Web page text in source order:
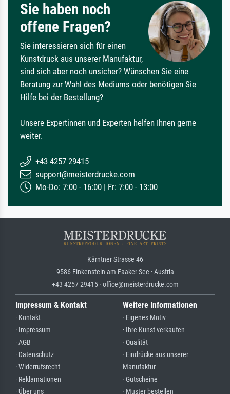
Sie haben noch
offene Fragen?
Sie interessieren sich für einen
Kunstdruck aus unserer Manufaktur,
sind sich aber noch unsicher? Wünschen Sie eine
Beratung zur Wahl des Mediums oder benötigen Sie
Hilfe bei der Bestellung?
Unsere Expertinnen und Experten helfen Ihnen gerne
weiter.
+43 4257 29415
support@meisterdrucke.com
Mo-Do: 7:00 - 16:00 | Fr: 7:00 - 13:00
Kärntner Strasse 46
9586 Finkenstein am Faaker See · Austria
+43 4257 29415 · office@meisterdrucke.com
Impressum & Kontakt
· Kontakt
· Impressum
· AGB
· Datenschutz
· Widerrufsrecht
· Reklamationen
· Über uns
Weitere Informationen
· Eigenes Motiv
· Ihre Kunst verkaufen
· Qualität
· Eindrücke aus unserer
Manufaktur
· Gutscheine
· Muster bestellen